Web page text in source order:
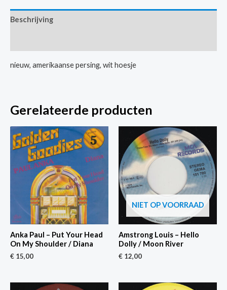
Break
Your
I
Beschrijving
nieuw, amerikaanse persing, wit hoesje
Gerelateerde producten
Anka Paul – Put Your Head
On My Shoulder / Diana
€ 15,00
NIET OP VOORRAAD
Amstrong Louis – Hello
Dolly / Moon River
€ 12,00